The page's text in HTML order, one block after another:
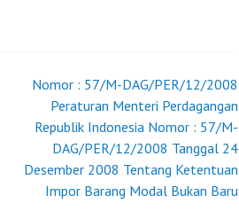
Nomor : 57/M-DAG/PER/12/2008
Peraturan Menteri Perdagangan
Republik Indonesia Nomor : 57/M-
DAG/PER/12/2008 Tanggal 24
Desember 2008 Tentang Ketentuan
Impor Barang Modal Bukan Baru